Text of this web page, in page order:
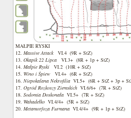
MAŁPIE RYSKI
12. Massive AttackVI.4 (9R + StZ)
13. Okapik 22 Lipca VI.3+ (8R + 1p + StZ)
14. Małpie Ryski VI.2 (10R + StZ)
15. Wino i Śpiew VI.4+ (6R + StZ)
16. Niepokalana Nekrofilia VI.5+ (6R + StZ + 3p +
17. Ogród Rozkoszy Ziemskich VI.6/6+ (7R + StZ)
18. Sodomia Doskonała VI.5+ (7R + StZ)
19. Wahadełko VI.4/4+ (5R + StZ)
20. Metamorfoza Furmana VI.4/4+ (9R + 1p + StZ)